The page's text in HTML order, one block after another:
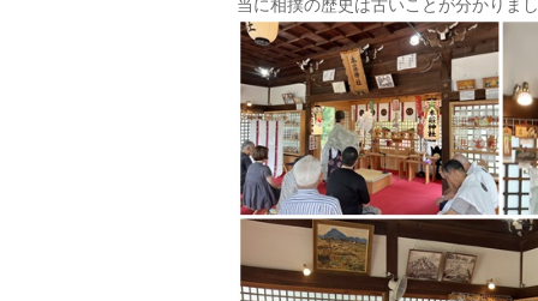
当に相撲の歴史は古いことが分かりま